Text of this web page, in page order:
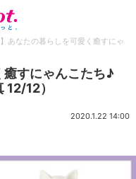
】あなたの暮らしを可愛く癒すにゃ
癒すにゃんこたち♪
12）
2020.1.22 14:00